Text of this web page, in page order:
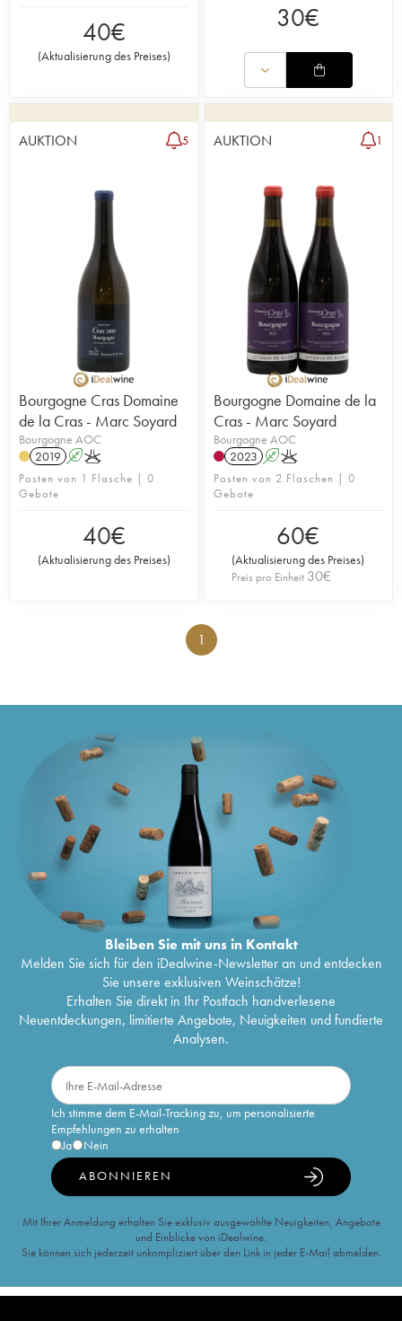
40€
(Aktualisierung des Preises)
30€
AUKTION 5
Bourgogne Cras Domaine
de la Cras - Marc Soyard
Bourgogne AOC
2019 AK
Posten von 1 Flasche | 0
Gebote
40€
(Aktualisierung des Preises)
AUKTION 1
Bourgogne Domaine de la
Cras - Marc Soyard
Bourgogne AOC
2023 AK
Posten von 2 Flaschen | 0
Gebote
60€
(Aktualisierung des Preises)
Preis pro Einheit 30€
1
Bleiben Sie mit uns in Kontakt
Melden Sie sich für den iDealwine-Newsletter an und entdecken
Sie unsere exklusiven Weinschätze!
Erhalten Sie direkt in Ihr Postfach handverlesene
Neuentdeckungen, limitierte Angebote, Neuigkeiten und fundierte
Analysen.
Ich stimme dem E-Mail-Tracking zu, um personalisierte
Empfehlungen zu erhalten
Ja
Nein
ABONNIEREN
Mit Ihrer Anmeldung erhalten Sie exklusiv ausgewählte Neuigkeiten, Angebote
und Einblicke von iDealwine.
Sie können sich jederzeit unkompliziert über den Link in jeder E-Mail abmelden.